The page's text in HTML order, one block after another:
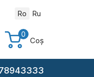
Ro Ru
0
Coș